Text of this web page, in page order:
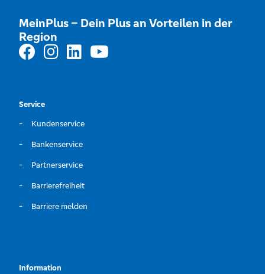
MeinPlus – Dein Plus an Vorteilen in der
Region
Service
Kundenservice
Bankenservice
Partnerservice
Barrierefreiheit
Barriere melden
Information